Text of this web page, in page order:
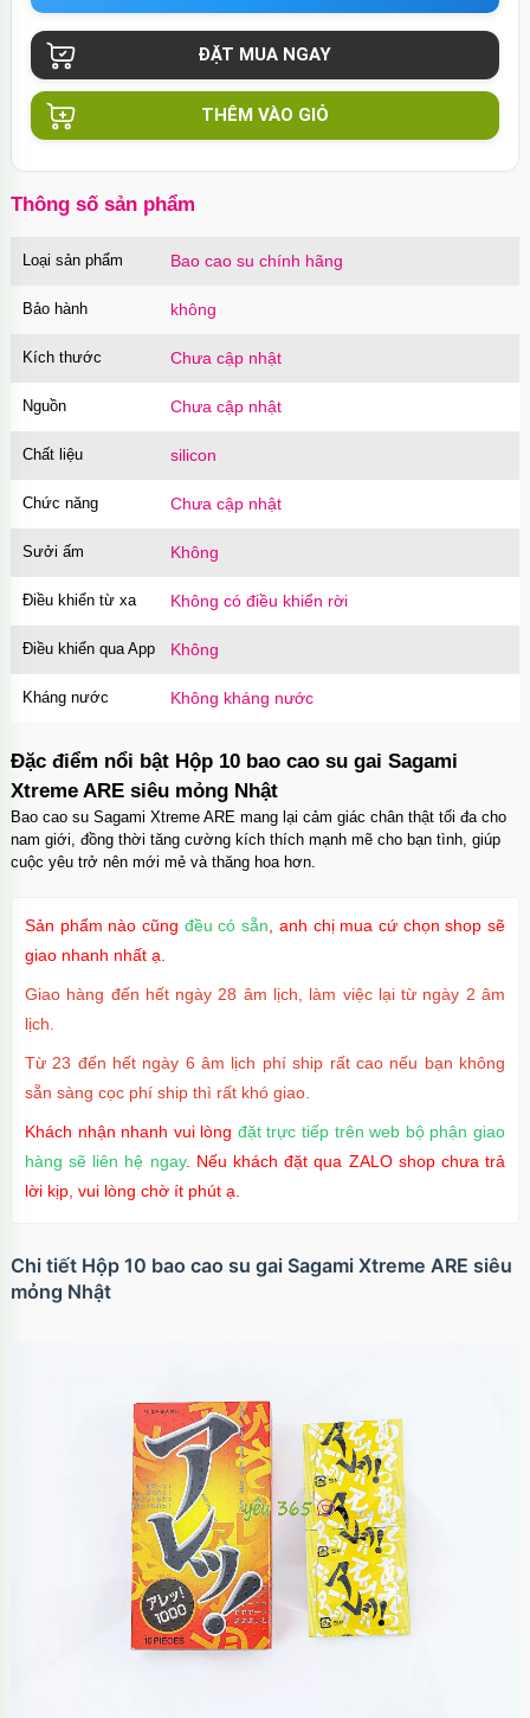
THÊM VÀO GIỎ
Thông số sản phẩm
Loại sản phẩm Bao cao su chính hãng
Bảo hành không
Kích thước Chưa cập nhật
Nguồn Chưa cập nhật
Chất liệu silicon
Chức năng Chưa cập nhật
Sưởi ấm Không
Điều khiển từ xa Không có điều khiển rời
Điều khiển qua App Không
Kháng nước Không kháng nước
Đặc điểm nổi bật Hộp 10 bao cao su gai Sagami
Xtreme ARE siêu mỏng Nhật
Bao cao su Sagami Xtreme ARE mang lại cảm giác chân thật tối đa cho
nam giới, đồng thời tăng cường kích thích mạnh mẽ cho bạn tình, giúp
cuộc yêu trở nên mới mẻ và thăng hoa hơn.
Sản phẩm nào cũng đều có sẵn , anh chị mua cứ chọn shop sẽ
giao nhanh nhất ạ.
Giao hàng đến hết ngày 28 âm lịch, làm việc lại từ ngày 2 âm
lịch.
Từ 23 đến hết ngày 6 âm lịch phí ship rất cao nếu bạn không
sẵn sàng cọc phí ship thì rất khó giao.
Khách nhận nhanh vui lòng đặt trực tiếp trên web bộ phận giao
hàng sẽ liên hệ ngay. Nếu khách đặt qua ZALO shop chưa trả
lời kịp, vui lòng chờ ít phút ạ.
Chi tiết Hộp 10 bao cao su gai Sagami Xtreme ARE siêu
mỏng Nhật